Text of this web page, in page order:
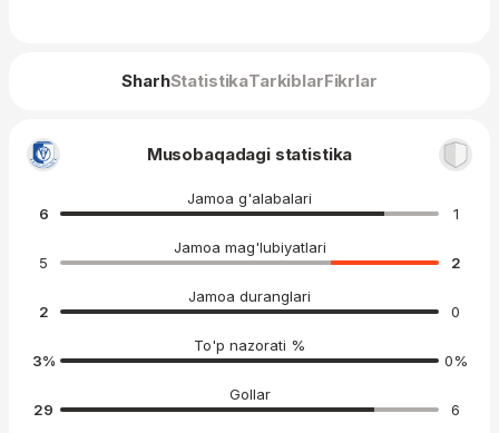
SharhStatistikaTarkiblarFikrlar
Musobaqadagi statistika
Jamoa g'alabalari
6
1
Jamoa mag'lubiyatlari
5
2
Jamoa duranglari
2
0
To'p nazorati %
3% 0%
Gollar
29
6